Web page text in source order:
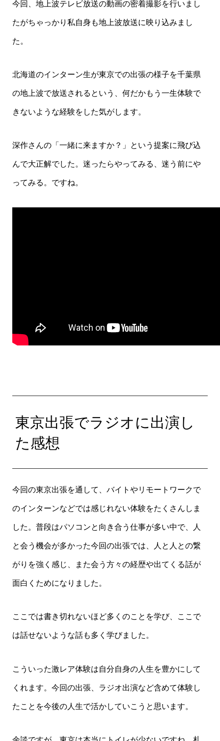
今回、地上波テレビ放送の動画の密着撮影を行いまし
たがちゃっかり私自身も地上波放送に映り込みまし
た。
北海道のインターン生が東京での出張の様子を千葉県
の地上波で放送されるという、何だかもう一生体験で
きないような経験をした気がします。
深作さんの「一緒に来ますか？」という提案に飛び込
んで大正解でした。迷ったらやってみる、迷う前にや
ってみる。ですね。
東京出張でラジオに出演し
た感想
今回の東京出張を通して、バイトやリモートワークで
のインターンなどでは感じれない体験をたくさんしま
した。普段はパソコンと向き合う仕事が多い中で、人
と会う機会が多かった今回の出張では、人と人との繋
がりを強く感じ、また会う方々の経歴や出てくる話が
面白くためになりました。
ここでは書き切れないほど多くのことを学び、ここで
は話せないような話も多く学びました。
こういった激レア体験は自分自身の人生を豊かにして
くれます。今回の出張、ラジオ出演など含めて体験し
たことを今後の人生で活かしていこうと思います。